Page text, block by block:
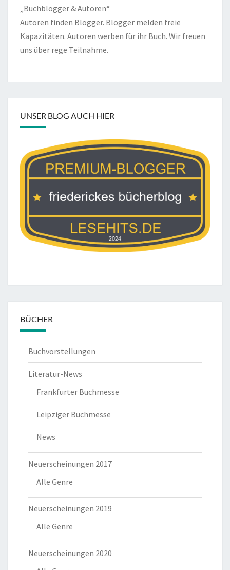
„Buchblogger & Autoren“
Autoren finden Blogger. Blogger melden freie
Kapazitäten. Autoren werben für ihr Buch. Wir freuen
uns über rege Teilnahme.
UNSER BLOG AUCH HIER
BÜCHER
Buchvorstellungen
Literatur-News
Frankfurter Buchmesse
Leipziger Buchmesse
News
Neuerscheinungen 2017
Alle Genre
Neuerscheinungen 2019
Alle Genre
Neuerscheinungen 2020